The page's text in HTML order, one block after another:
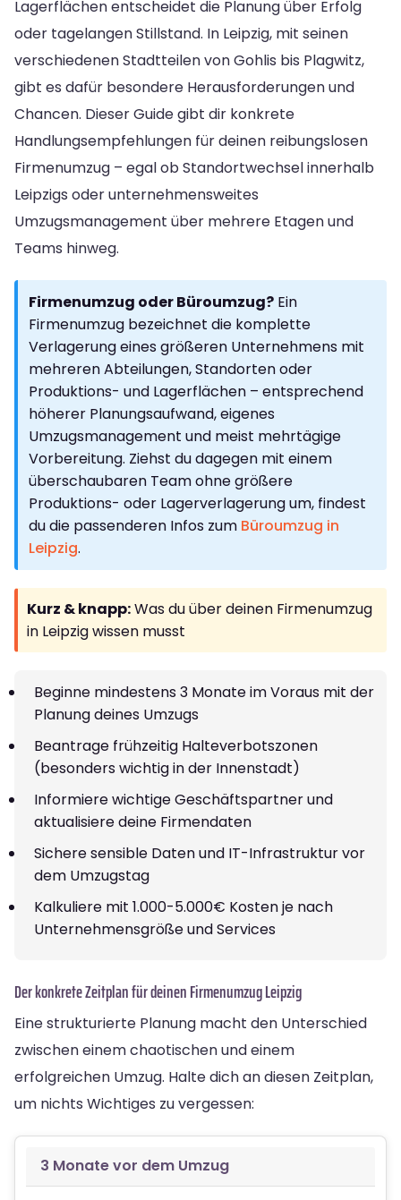
Lagerflächen entscheidet die Planung über Erfolg
oder tagelangen Stillstand. In Leipzig, mit seinen
verschiedenen Stadtteilen von Gohlis bis Plagwitz,
gibt es dafür besondere Herausforderungen und
Chancen. Dieser Guide gibt dir konkrete
Handlungsempfehlungen für deinen reibungslosen
Firmenumzug – egal ob Standortwechsel innerhalb
Leipzigs oder unternehmensweites
Umzugsmanagement über mehrere Etagen und
Teams hinweg.
Firmenumzug oder Büroumzug? Ein
Firmenumzug bezeichnet die komplette
Verlagerung eines größeren Unternehmens mit
mehreren Abteilungen, Standorten oder
Produktions- und Lagerflächen – entsprechend
höherer Planungsaufwand, eigenes
Umzugsmanagement und meist mehrtägige
Vorbereitung. Ziehst du dagegen mit einem
überschaubaren Team ohne größere
Produktions- oder Lagerverlagerung um, findest
du die passenderen Infos zum Büroumzug in
Leipzig.
Kurz & knapp:Was du über deinen Firmenumzug
in Leipzig wissen musst
Beginne mindestens 3 Monate im Voraus mit der
Planung deines Umzugs
Beantrage frühzeitig Halteverbotszonen
(besonders wichtig in der Innenstadt)
Informiere wichtige Geschäftspartner und
aktualisiere deine Firmendaten
Sichere sensible Daten und IT-Infrastruktur vor
dem Umzugstag
Kalkuliere mit 1.000-5.000€ Kosten je nach
Unternehmensgröße und Services
Der konkrete Zeitplan für deinen Firmenumzug Leipzig
Eine strukturierte Planung macht den Unterschied
zwischen einem chaotischen und einem
erfolgreichen Umzug. Halte dich an diesen Zeitplan,
um nichts Wichtiges zu vergessen:
3 Monate vor dem Umzug